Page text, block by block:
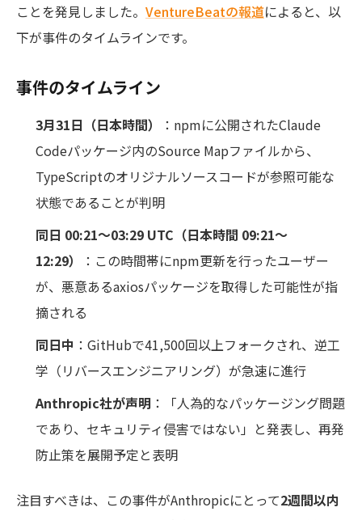
ことを発見しました。 VentureBeatの報道によると、以
下が事件のタイムラインです。
事件のタイムライン
3月31日（日本時間）
：npmに公開されたClaude
Codeパッケージ内のSource Mapファイルから、
TypeScriptのオリジナルソースコードが参照可能な
状態であることが判明
同日 00:21〜03:29 UTC（日本時間 09:21〜
12:29）
：この時間帯にnpm更新を行ったユーザー
が、悪意あるaxiosパッケージを取得した可能性が指
摘される
同日中 ：GitHubで41,500回以上フォークされ、逆工
学（リバースエンジニアリング）が急速に進行
Anthropic社が声明 ：「人為的なパッケージング問題
であり、セキュリティ侵害ではない」と発表し、再発
防止策を展開予定と表明
注目すべきは、この事件がAnthropicにとって2週間以内